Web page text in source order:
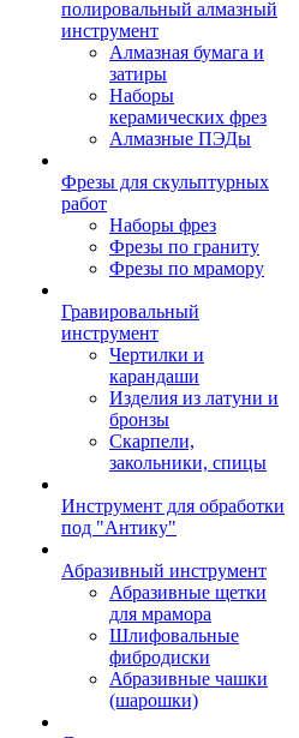
полировальный алмазный
инструмент
Алмазная бумага и
затиры
Наборы
керамических фрез
Алмазные ПЭДы
Фрезы для скульптурных
работ
Наборы фрез
Фрезы по граниту
Фрезы по мрамору
Гравировальный
инструмент
Чертилки и
карандаши
Изделия из латуни и
бронзы
Скарпели,
закольники, спицы
Инструмент для обработки
под "Антику"
Абразивный инструмент
Абразивные щетки
для мрамора
Шлифовальные
фибродиски
Абразивные чашки
(шарошки)